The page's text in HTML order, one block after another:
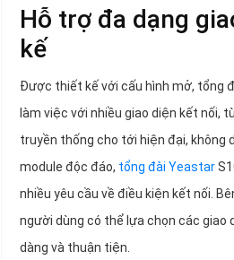
Hỗ trợ đa dạng
kế
Được thiết kế với cấu hình mở, tổng
làm việc với nhiều giao diện kết nối,
truyền thống cho tới hiện đại, không
module độc đáo, tổng đài Yeastar
nhiều yêu cầu về điều kiện kết nối.
người dùng có thể lựa chọn các giao
dàng và thuận tiện.